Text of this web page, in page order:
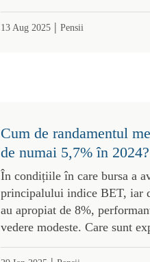
13 Aug 2025| Pensii
Cum de randamentul
de numai 5,7% în 2024?
În condițiile în care bursa a
principalului indice BET, iar
au apropiat de 8%,
vedere modeste. Care sunt